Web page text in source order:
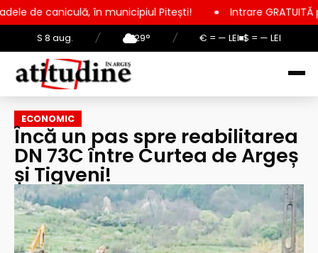
S 8 aug. / 29° / € = — LEI $ = — LEI
în municipiul Pitești! Intrare GRATUITĂ pentru copii,
ECONOMIC
Încă un pas spre reabilitarea
DN 73C între Curtea de Argeș
și Tigveni!